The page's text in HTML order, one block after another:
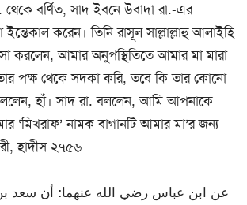
বর্ণিত, সাদ ইবনে উবাদা রা.-এর
করেন। তিনি রাসূল সাল্লাল্লাহু আলাইহি
করলেন, আমার অনুপস্থিতিতে আমার মা মারা
পক্ষ থেকে সদকা করি, তবে কি তার কোনো
হাঁ। সাদ রা. বললেন, আমি আপনাকে
‘মিখরাফ’ নামক বাগানটি আমার মা’র জন্য
হাদীস ২৭৫৬
عن ابن عباس رضي الله عنهما: أن سعد